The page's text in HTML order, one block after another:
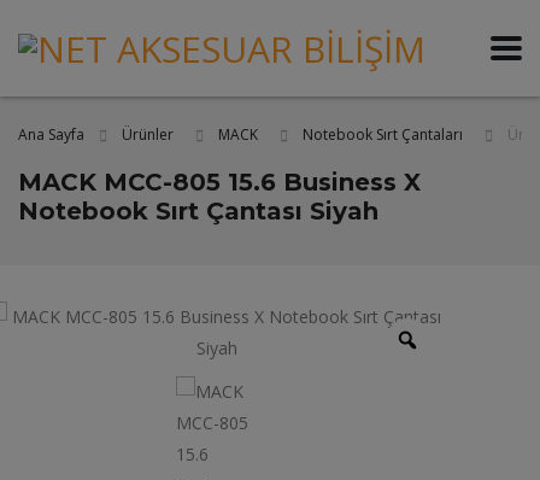
Ana Sayfa Ürünler MACK Notebook Sırt Çantaları
MACK MCC-805 15.6 Business X
Notebook Sırt Çantası Siyah